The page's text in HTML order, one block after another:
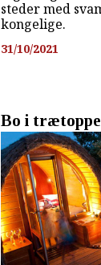
steder med
kongelige.
31/10/2021
Bo i